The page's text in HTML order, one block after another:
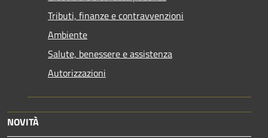
Tributi, finanze e contravvenzioni
Ambiente
Salute, benessere e assistenza
Autorizzazioni
NOVITÀ